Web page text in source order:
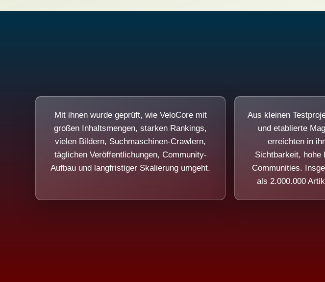
Mit ihnen wurde geprüft, wie VeloCore mit
großen Inhaltsmengen, starken Rankings,
vielen Bildern, Suchmaschinen-Crawlern,
täglichen Veröffentlichungen, Community-
Aufbau und langfristiger Skalierung umgeht.
Aus kleinen
und etablierte
erreichten in
Sichtbarkeit, hohe
Communities.
als 2.000.000